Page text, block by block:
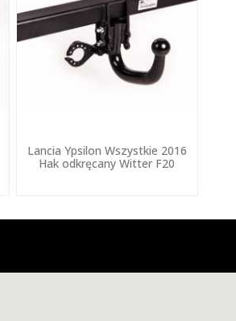
Lancia Ypsilon Wszystkie 2016
Hak odkręcany Witter F20